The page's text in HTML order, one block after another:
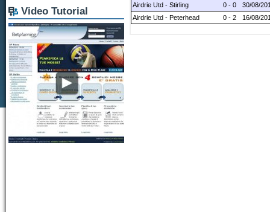
Airdrie Utd - Stirling
0 - 0
30/08/
Airdrie Utd - Peterhead
0 - 2 16/08/
Video Tutorial